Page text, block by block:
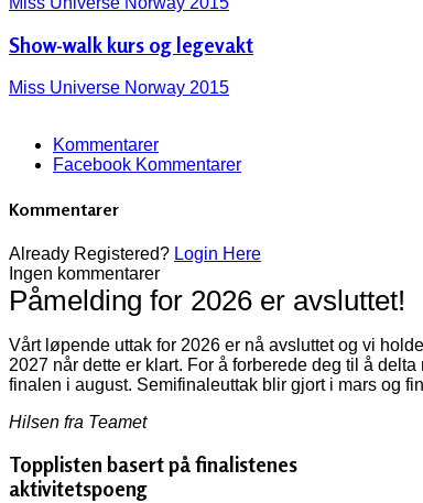
Show-walk kurs og legevakt
Miss Universe Norway 2015
Kommentarer
Facebook Kommentarer
Kommentarer
Already Registered? Login Here
Ingen kommentarer
Påmelding for 2026 er avsluttet!
Vårt løpende uttak for 2026 er nå avsluttet og vi
2027 når dette er klart. For å forberede deg til å
finalen i august. Semifinaleuttak blir gjort i mars og
Hilsen fra Teamet
Topplisten basert på finalistenes
aktivitetspoeng